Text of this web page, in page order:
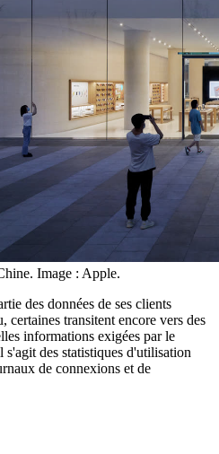
Image : Apple.
des données de ses clients
transitent encore vers des
informations exigées par le
s'agit des statistiques d'utilisation
de connexions et de